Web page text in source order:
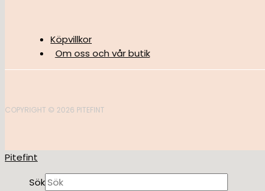
Köpvillkor
Om oss och vår butik
COPYRIGHT © 2026 PITEFINT
Pitefint
Sök